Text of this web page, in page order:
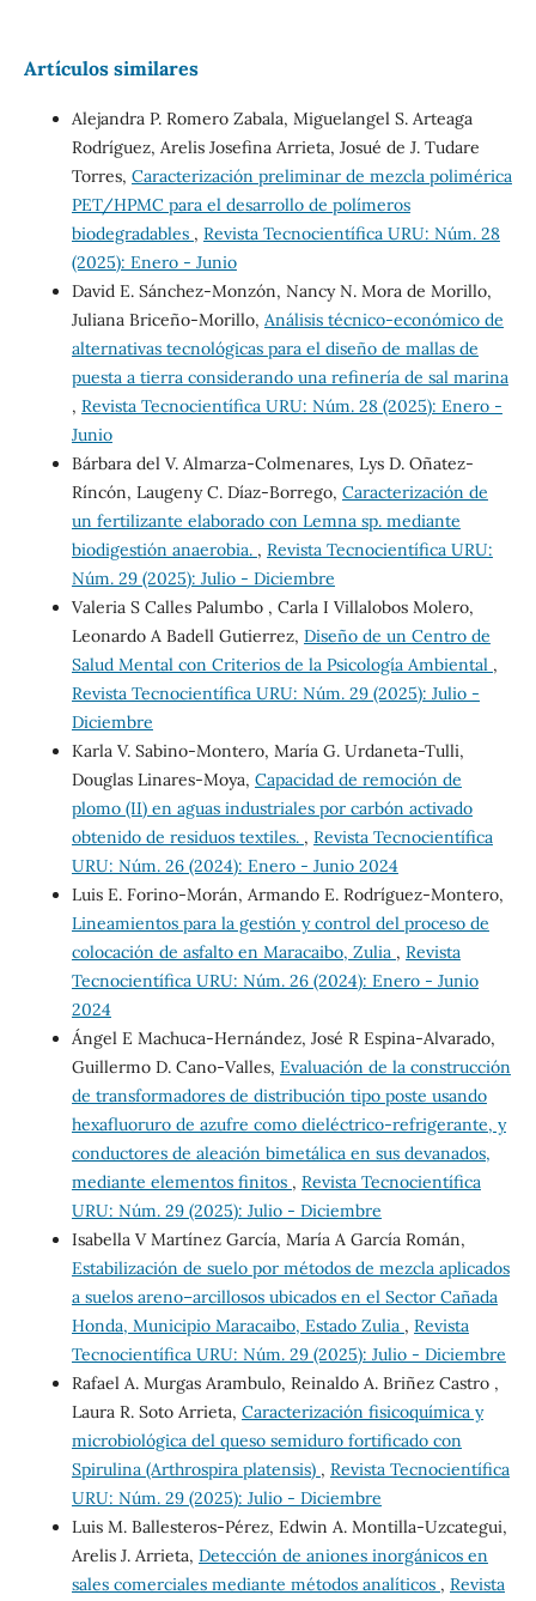
Artículos similares
Alejandra P. Romero Zabala, Miguelangel S. Arteaga
Rodríguez, Arelis Josefina Arrieta, Josué de J. Tudare
Torres, Caracterización preliminar de mezcla polimérica
PET/HPMC para el desarrollo de polímeros
biodegradables , Revista Tecnocientífica URU: Núm. 28
(2025): Enero - Junio
David E. Sánchez-Monzón, Nancy N. Mora de Morillo,
Juliana Briceño-Morillo, Análisis técnico-económico de
alternativas tecnológicas para el diseño de mallas de
puesta a tierra considerando una refinería de sal marina
, Revista Tecnocientífica URU: Núm. 28 (2025): Enero -
Junio
Bárbara del V. Almarza-Colmenares, Lys D. Oñatez-
Ríncón, Laugeny C. Díaz-Borrego, Caracterización de
un fertilizante elaborado con Lemna sp. mediante
biodigestión anaerobia. , Revista Tecnocientífica URU:
Núm. 29 (2025): Julio - Diciembre
Valeria S Calles Palumbo , Carla I Villalobos Molero,
Leonardo A Badell Gutierrez, Diseño de un Centro de
Salud Mental con Criterios de la Psicología Ambiental ,
Revista Tecnocientífica URU: Núm. 29 (2025): Julio -
Diciembre
Karla V. Sabino-Montero, María G. Urdaneta-Tulli,
Douglas Linares-Moya, Capacidad de remoción de
plomo (II) en aguas industriales por carbón activado
obtenido de residuos textiles. , Revista Tecnocientífica
URU: Núm. 26 (2024): Enero - Junio 2024
Luis E. Forino-Morán, Armando E. Rodríguez-Montero,
Lineamientos para la gestión y control del proceso de
colocación de asfalto en Maracaibo, Zulia , Revista
Tecnocientífica URU: Núm. 26 (2024): Enero - Junio
2024
Ángel E Machuca-Hernández, José R Espina-Alvarado,
Guillermo D. Cano-Valles, Evaluación de la construcción
de transformadores de distribución tipo poste usando
hexafluoruro de azufre como dieléctrico-refrigerante, y
conductores de aleación bimetálica en sus devanados,
mediante elementos finitos , Revista Tecnocientífica
URU: Núm. 29 (2025): Julio - Diciembre
Isabella V Martínez García, María A García Román,
Estabilización de suelo por métodos de mezcla aplicados
a suelos areno–arcillosos ubicados en el Sector Cañada
Honda, Municipio Maracaibo, Estado Zulia , Revista
Tecnocientífica URU: Núm. 29 (2025): Julio - Diciembre
Rafael A. Murgas Arambulo, Reinaldo A. Briñez Castro ,
Laura R. Soto Arrieta, Caracterización fisicoquímica y
microbiológica del queso semiduro fortificado con
Spirulina (Arthrospira platensis) , Revista Tecnocientífica
URU: Núm. 29 (2025): Julio - Diciembre
Luis M. Ballesteros-Pérez, Edwin A. Montilla-Uzcategui,
Arelis J. Arrieta, Detección de aniones inorgánicos en
sales comerciales mediante métodos analíticos , Revista